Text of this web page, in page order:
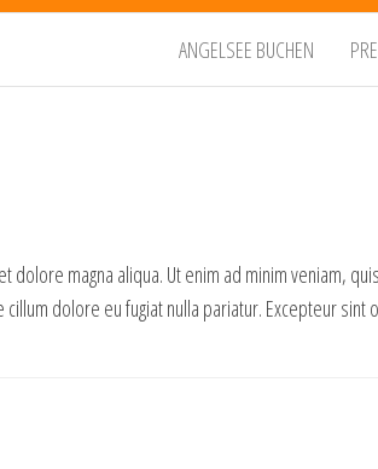
ANGELSEE BUCHEN
magna aliqua. Ut enim ad minim veniam,
dolore eu fugiat nulla pariatur. Excepteur sint